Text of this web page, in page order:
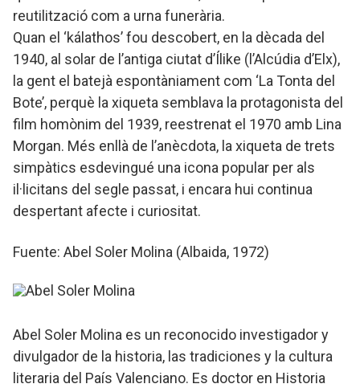
reutilització com a urna funerària.
Quan el ‘kálathos’ fou descobert, en la dècada del
1940, al solar de l’antiga ciutat d’Ílike (l’Alcúdia d’Elx),
la gent el batejà espontàniament com ‘La Tonta del
Bote’, perquè la xiqueta semblava la protagonista del
film homònim del 1939, reestrenat el 1970 amb Lina
Morgan. Més enllà de l’anècdota, la xiqueta de trets
simpàtics esdevingué una icona popular per als
il·licitans del segle passat, i encara hui continua
despertant afecte i curiositat.
Fuente: Abel Soler Molina (Albaida, 1972)
Abel Soler Molina es un reconocido investigador y
divulgador de la historia, las tradiciones y la cultura
literaria del País Valenciano. Es doctor en Historia